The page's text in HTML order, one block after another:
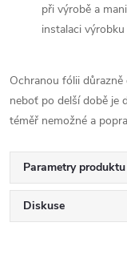
při výrobě a
instalaci
Ochranou fólii
neboť po delší době je
téměř nemožné a
Parametry produktu
Diskuse